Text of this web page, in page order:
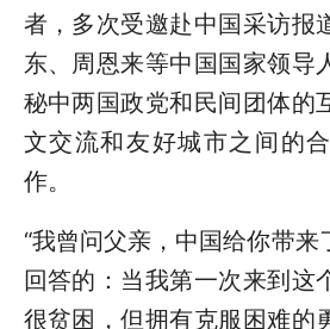
者，多次受邀赴中国采访报
东、周恩来等中国国家领导
秘中两国政党和民间团体的
文交流和友好城市之间的
作。
“我曾问父亲，中国给你带
回答的：当我第一次来到这
很贫困，但拥有克服困难的